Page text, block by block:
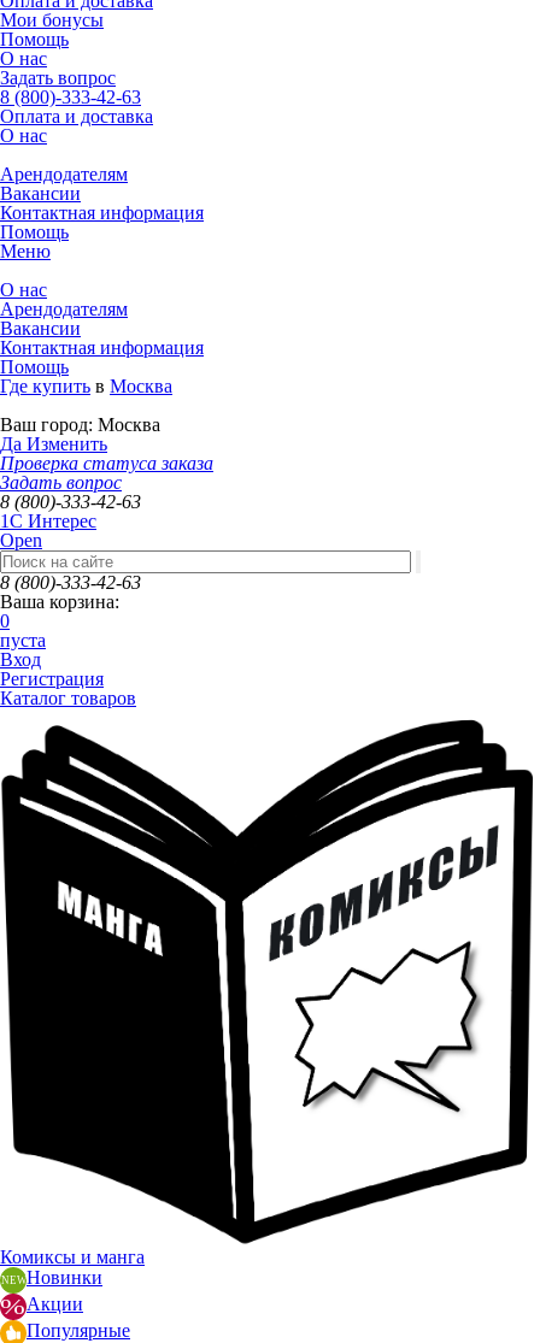
Мои бонусы
Помощь
О нас
Задать вопрос
8 (800)-333-42-63
Оплата и доставка
О нас
Арендодателям
Вакансии
Контактная информация
Помощь
Меню
О нас
Арендодателям
Вакансии
Контактная информация
Помощь
Где купить в Москва
Ваш город: Москва
Да Изменить
Проверка статуса заказа
Задать вопрос
8 (800)-333-42-63
1C Интерес
Open
8 (800)-333-42-63
Ваша корзина:
0
пуста
Вход
Регистрация
Каталог товаров
Комиксы и манга
Новинки
Акции
Популярные